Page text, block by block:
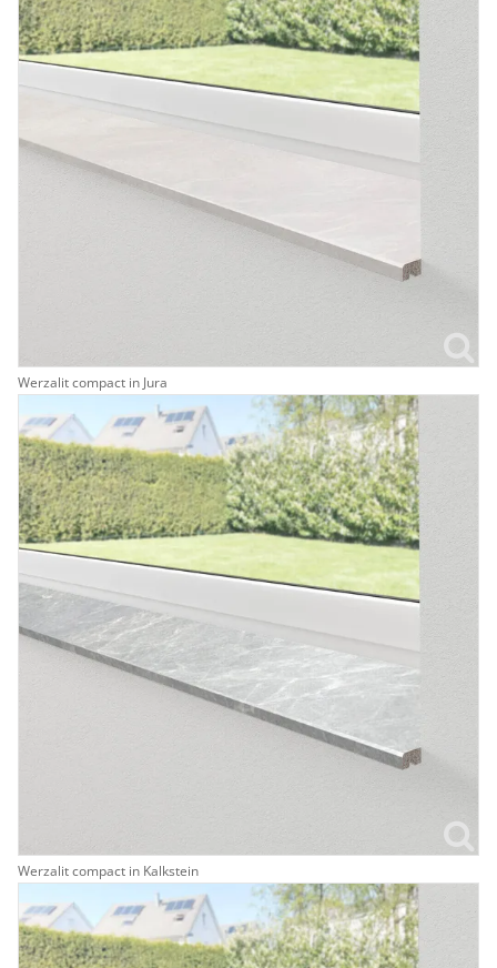
Werzalit compact in Jura
Werzalit compact in Kalkstein